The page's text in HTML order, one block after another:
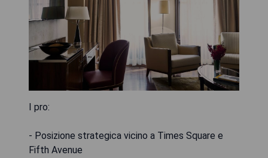
I pro:
- Posizione strategica vicino a Times Square e
Fifth Avenue